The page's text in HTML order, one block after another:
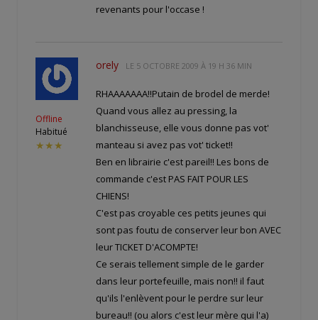
revenants pour l'occase !
Offline
Habitué
★★★
orely LE 5 OCTOBRE 2009 À 19 H 36 MIN
RHAAAAAAA!!Putain de brodel de merde!
Quand vous allez au pressing, la
blanchisseuse, elle vous donne pas vot'
manteau si avez pas vot' ticket!!
Ben en librairie c'est pareil!! Les bons de
commande c'est PAS FAIT POUR LES
CHIENS!
C'est pas croyable ces petits jeunes qui
sont pas foutu de conserver leur bon AVEC
leur TICKET D'ACOMPTE!
Ce serais tellement simple de le garder
dans leur portefeuille, mais non!! il faut
qu'ils l'enlèvent pour le perdre sur leur
bureau!! (ou alors c'est leur mère qui l'a)